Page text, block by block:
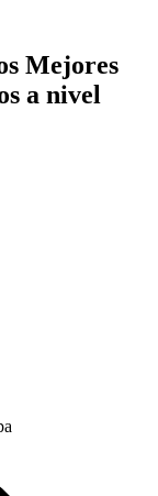
Mejores
a nivel